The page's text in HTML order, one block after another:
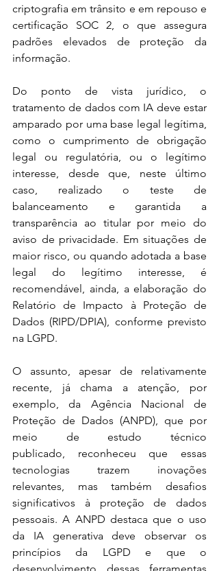
criptografia em trânsito e em repouso e
certificação SOC 2, o que assegura
padrões elevados de proteção da
informação.
Do ponto de vista jurídico, o
tratamento de dados com IA deve estar
amparado por uma base legal legítima,
como o cumprimento de obrigação
legal ou regulatória, ou o legítimo
interesse, desde que, neste último
caso, realizado o teste de
balanceamento e garantida a
transparência ao titular por meio do
aviso de privacidade. Em situações de
maior risco, ou quando adotada a base
legal do legítimo interesse, é
recomendável, ainda, a elaboração do
Relatório de Impacto à Proteção de
Dados (RIPD/DPIA), conforme previsto
na LGPD.
O assunto, apesar de relativamente
recente, já chama a atenção, por
exemplo, da Agência Nacional de
Proteção de Dados (ANPD), que por
meio de estudo técnico
publicado, reconheceu que essas
tecnologias trazem inovações
relevantes, mas também desafios
significativos à proteção de dados
pessoais. A ANPD destaca que o uso
da IA generativa deve observar os
princípios da LGPD e que o